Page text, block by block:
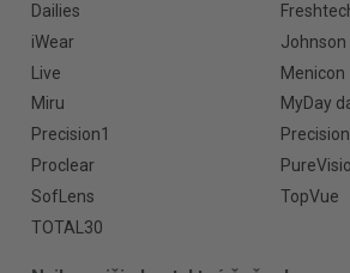
Dailies
iWear
Johnson
Live
Menicon
Miru
MyDay
Precision1
Proclear
SofLens
TopVue
TOTAL30